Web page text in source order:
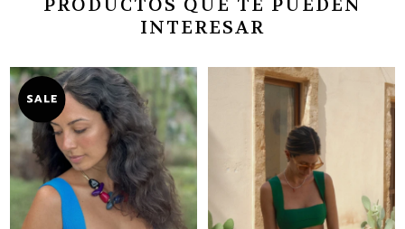
PRODUCTOS QUE TE PUEDEN
INTERESAR